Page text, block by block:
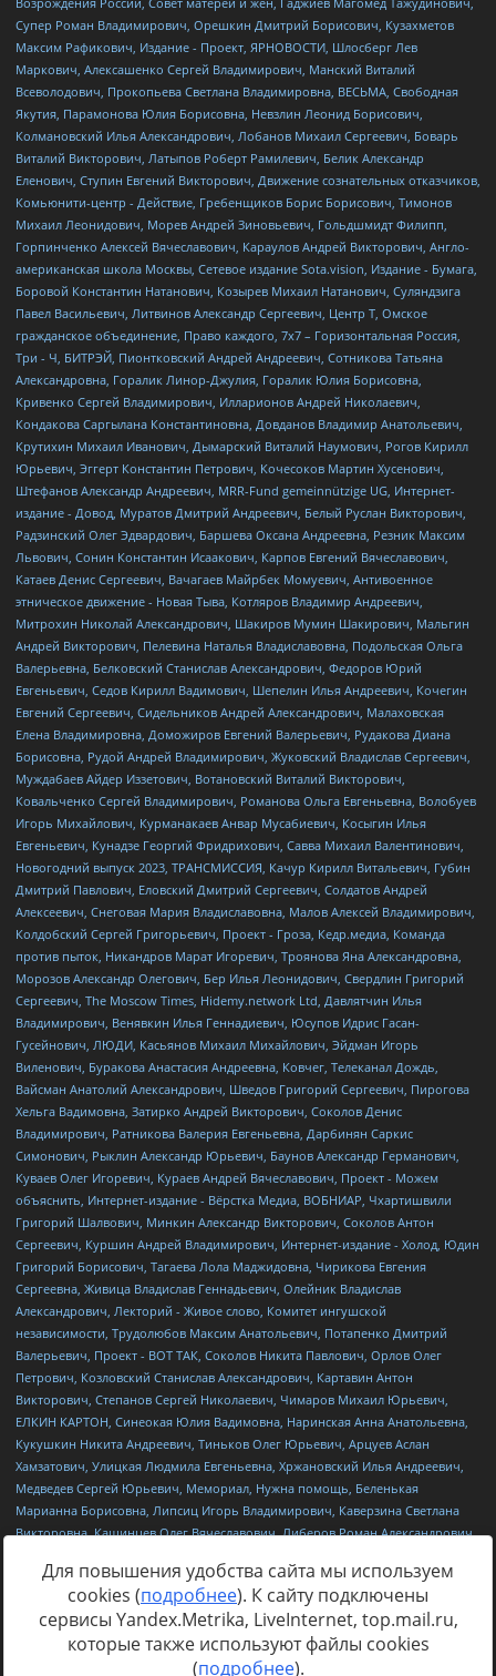
Источник:https://minjust.gov.ru/uploaded/files/reestr-
inostrannyih-agentov-22-03-2024.pdfданные на22.03.2024
Для повышения удобства сайта мы используем
cookies (подробнее). К сайту подключены
сервисы Yandex.Metrika, LiveInternet, top.mail.ru,
которые также используют файлы cookies
(подробнее).